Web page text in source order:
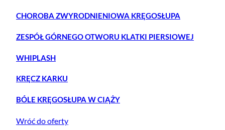
CHOROBA ZWYRODNIENIOWA KRĘGOSŁUPA
ZESPÓŁ GÓRNEGO OTWORU KLATKI PIERSIOWEJ
WHIPLASH
KRĘCZ KARKU
BÓLE KRĘGOSŁUPA W CIĄŻY
Wróć do oferty